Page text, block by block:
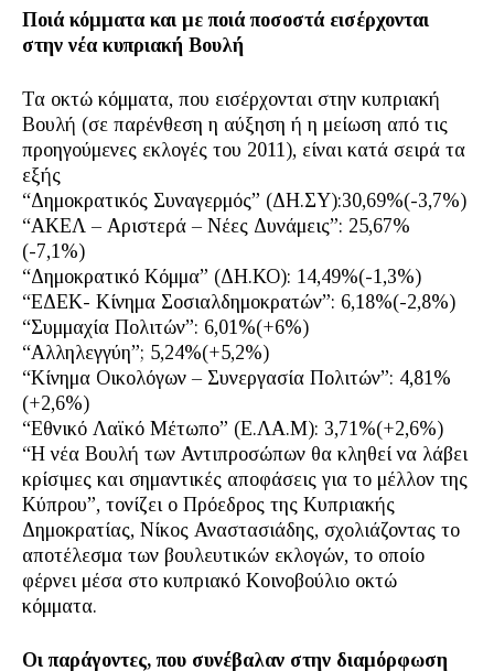
Ποιά κόμματα και με ποιά ποσοστά εισέρχονται
στην νέα κυπριακή Βουλή
Τα οκτώ κόμματα, που εισέρχονται στην κυπριακή
Βουλή (σε παρένθεση η αύξηση ή η μείωση από τις
προηγούμενες εκλογές του 2011), είναι κατά σειρά τα
εξής
“Δημοκρατικός Συναγερμός” (ΔΗ.ΣΥ):30,69%(-3,7%)
“ΑΚΕΛ – Αριστερά – Νέες Δυνάμεις”: 25,67%
(-7,1%)
“Δημοκρατικό Κόμμα” (ΔΗ.ΚΟ): 14,49%(-1,3%)
“ΕΔΕΚ- Κίνημα Σοσιαλδημοκρατών”: 6,18%(-2,8%)
“Συμμαχία Πολιτών”: 6,01%(+6%)
“Αλληλεγγύη”; 5,24%(+5,2%)
“Κίνημα Οικολόγων – Συνεργασία Πολιτών”: 4,81%
(+2,6%)
“Εθνικό Λαϊκό Μέτωπο” (Ε.ΛΑ.Μ): 3,71%(+2,6%)
“Η νέα Βουλή των Αντιπροσώπων θα κληθεί να λάβει
κρίσιμες και σημαντικές αποφάσεις για το μέλλον της
Κύπρου”, τονίζει ο Πρόεδρος της Κυπριακής
Δημοκρατίας, Νίκος Αναστασιάδης, σχολιάζοντας το
αποτέλεσμα των βουλευτικών εκλογών, το οποίο
φέρνει μέσα στο κυπριακό Κοινοβούλιο οκτώ
κόμματα.
Οι παράγοντες, που συνέβαλαν στην διαμόρφωση